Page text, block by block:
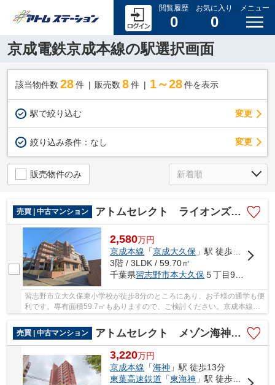
閲覧履歴
0
お気に入り
0
メニュー
京成電鉄京成本線の駅選択画面
該当物件数 28件 販売数 8 件 1～28 件を表示
駅で絞り込む 変更
絞り込み条件： なし 変更
販売物件のみ
売買 | 中古マンション アトムセレクト ライオンズマンション京成大久保3階
2,580万円
京成本線 「京成大久保 」駅 徒歩11分
3階 / 3LDK / 59.70㎡
千葉県習志野市本大久保５丁目9-13
習志野市立大久保東小学校が徒歩8分のところにあり、お子様の通学も便
利です。専有面積59.7㎡もありますので、ご検討ください。京成本線京
売買 | 中古マンション
アトムセレクト メゾン海神５階
3,220万円
京成本線 「海神 」駅 徒歩13分
東葉高速鉄道 「東海神 」駅 徒歩17分